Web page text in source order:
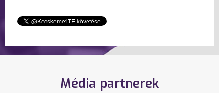
Média partnerek